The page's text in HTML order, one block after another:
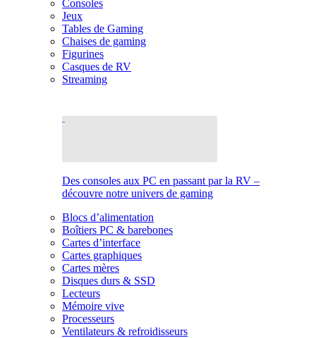
Consoles
Jeux
Tables de Gaming
Chaises de gaming
Figurines
Casques de RV
Streaming
Des consoles aux PC en passant par la RV –
découvre notre univers de gaming
Blocs d’alimentation
Boîtiers PC & barebones
Cartes d’interface
Cartes graphiques
Cartes mères
Disques durs & SSD
Lecteurs
Mémoire vive
Processeurs
Ventilateurs & refroidisseurs